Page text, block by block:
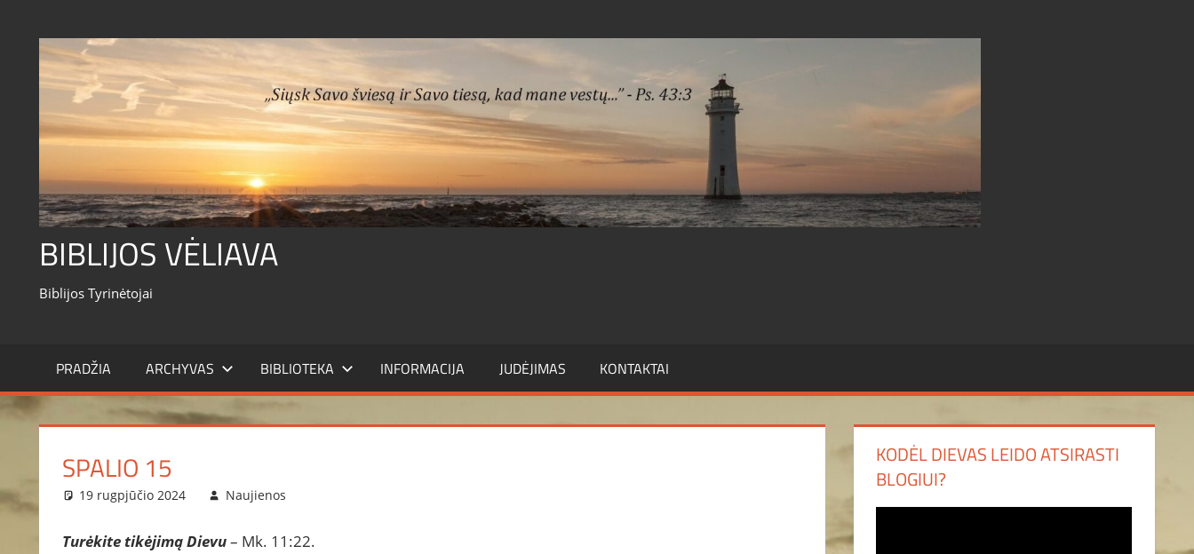
content
BIBLIJOS VĖLIAVA
Biblijos Tyrinėtojai
PRADŽIA ARCHYVAS BIBLIOTEKA INFORMACIJA JUDĖJIMAS KONTAKTAI
SPALIO 15
19 rugpjūčio 2024 Naujienos
Turėkite tikėjimą Dievu– Mk. 11:22.
KODĖL DIEVAS LEIDO ATSIRASTI
BLOGIUI?